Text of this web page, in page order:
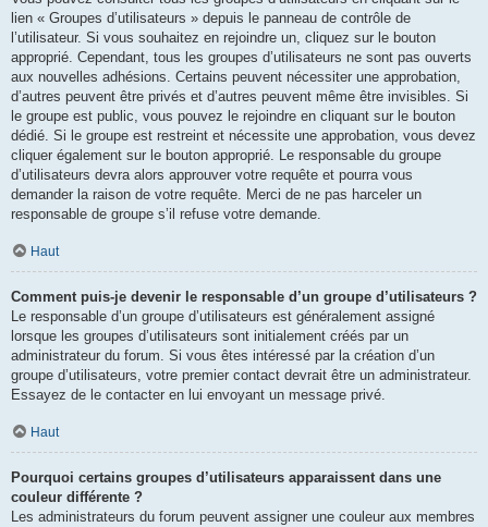
lien « Groupes d’utilisateurs » depuis le panneau de contrôle de
l’utilisateur. Si vous souhaitez en rejoindre un, cliquez sur le bouton
approprié. Cependant, tous les groupes d’utilisateurs ne sont pas ouverts
aux nouvelles adhésions. Certains peuvent nécessiter une approbation,
d’autres peuvent être privés et d’autres peuvent même être invisibles. Si
le groupe est public, vous pouvez le rejoindre en cliquant sur le bouton
dédié. Si le groupe est restreint et nécessite une approbation, vous devez
cliquer également sur le bouton approprié. Le responsable du groupe
d’utilisateurs devra alors approuver votre requête et pourra vous
demander la raison de votre requête. Merci de ne pas harceler un
responsable de groupe s’il refuse votre demande.
Haut
Comment puis-je devenir le responsable d’un groupe d’utilisateurs ?
Le responsable d’un groupe d’utilisateurs est généralement assigné
lorsque les groupes d’utilisateurs sont initialement créés par un
administrateur du forum. Si vous êtes intéressé par la création d’un
groupe d’utilisateurs, votre premier contact devrait être un administrateur.
Essayez de le contacter en lui envoyant un message privé.
Haut
Pourquoi certains groupes d’utilisateurs apparaissent dans une
couleur différente ?
Les administrateurs du forum peuvent assigner une couleur aux membres